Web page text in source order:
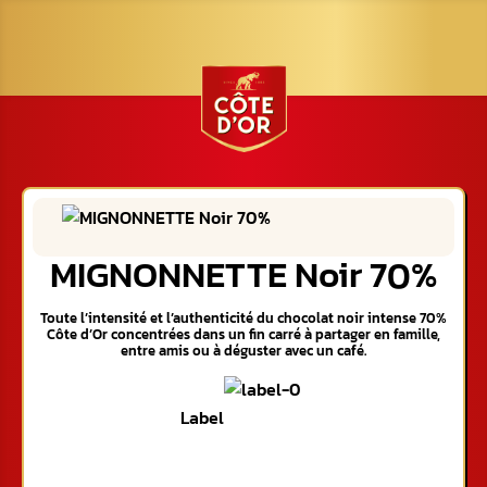
MIGNONNETTE Noir 70%
Toute l’intensité et l’authenticité du chocolat noir intense 70%
Côte d’Or concentrées dans un fin carré à partager en famille,
entre amis ou à déguster avec un café.
Label